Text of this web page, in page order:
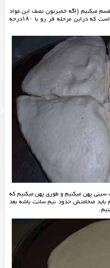
میکنیم (اگه خمیرتون نصف این مواد
بود به دوقسمت تقسیم کنید) لازم بذکر است که دراین مرحله فر رو با ۱۸۰درجه
پهن میکنیم و طوری پهن میکنیم که
باید ضخامتش حدود نیم سانت باشه بعد